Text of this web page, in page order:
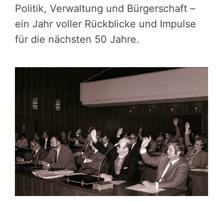
Politik, Verwaltung und Bürgerschaft –
ein Jahr voller Rückblicke und Impulse
für die nächsten 50 Jahre.